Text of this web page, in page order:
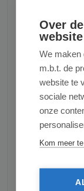
rode
Zeer
Inhoud:
met
Over
website
We maken
m.b.t. de
website te
sociale
onze
Kom meer